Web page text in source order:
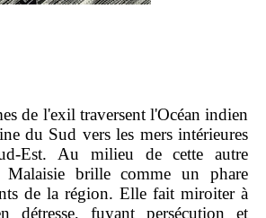
de l'exil traversent l'Océan indien
du Sud vers les mers intérieures
Est. Au milieu de cette autre
Malaisie brille comme un phare
de la région. Elle fait miroiter à
détresse, fuyant persécution et